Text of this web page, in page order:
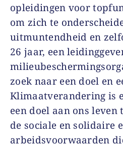
opleidingen voor
om zich te
uitmuntendheid en
26 jaar, een
zoek naar een doel en
Klimaatverandering is
een doel aan ons leven
de sociale en solidaire
arbeidsvoorwaarden